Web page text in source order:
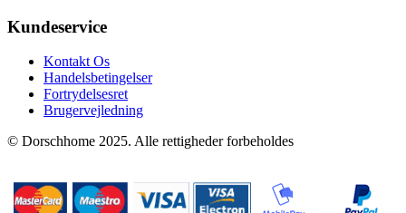
Kundeservice
Kontakt Os
Handelsbetingelser
Fortrydelsesret
Brugervejledning
© Dorschhome 2025. Alle rettigheder forbeholdes